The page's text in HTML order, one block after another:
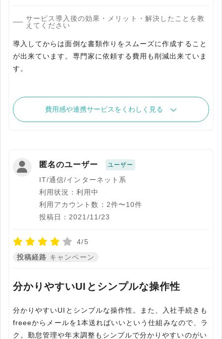
サービス導入後の効果・メリット・解決したことを教
えてください
導入してからは面倒な書類作りをスムーズに作成すること
が出来ています。専門家に依頼する費用も削減出来ていま
す。
費用感や連携サービスをくわしく見る
匿名のユーザー ユーザー
IT/通信/インターネット系
利用状況：利用中
利用アカウント数：2件〜10件
投稿日：2021/11/23
4/5
投稿経路 キャンペーン
分かりやすいUIとシンプルな操作性
分かりやすいUIとシンプルな操作性。また、入社手続きも
freeeからメールを1本送ればいいという仕組みなので、ラ
ク。勤怠管理や年末調整もシンプルで分かりやすいのがい